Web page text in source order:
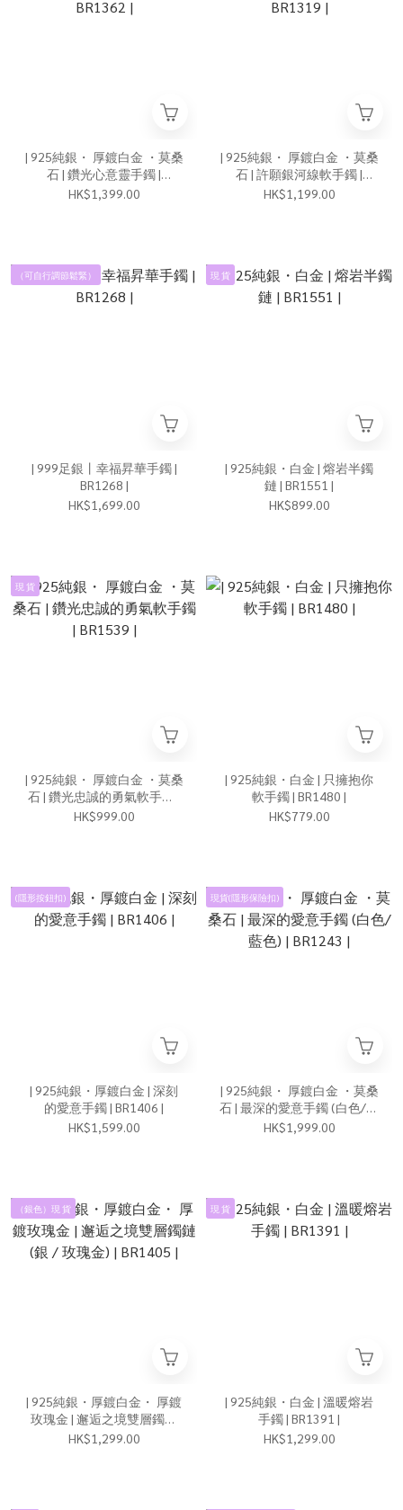
| 925純銀・ 厚鍍白金 ・莫桑
石 | 鑽光心意靈手鐲 |
BR1362 |
HK$1,399.00
| 925純銀・ 厚鍍白金 ・莫桑
石 | 許願銀河線軟手鐲 |
BR1319 |
HK$1,199.00
（可自行調節鬆緊）
| 999足銀丨幸福昇華手鐲 |
BR1268 |
HK$1,699.00
現 貨
| 925純銀・白金 | 熔岩半鐲
鏈 | BR1551 |
HK$899.00
現 貨
| 925純銀・ 厚鍍白金 ・莫桑
石 | 鑽光忠誠的勇氣軟手鐲 |
BR1539 |
HK$999.00
| 925純銀・白金 | 只擁抱你
軟手鐲 | BR1480 |
HK$779.00
(隱形按鈕扣)
| 925純銀・厚鍍白金 | 深刻
的愛意手鐲 | BR1406 |
HK$1,599.00
現貨(隱形保險扣)
| 925純銀・ 厚鍍白金 ・莫桑
石 | 最深的愛意手鐲 (白色/藍
色) | BR1243 |
HK$1,999.00
（銀色）現 貨
| 925純銀・厚鍍白金・ 厚鍍
玫瑰金 | 邂逅之境雙層鐲鏈
(銀 / 玫瑰金) | BR1405 |
HK$1,299.00
現 貨
| 925純銀・白金 | 溫暖熔岩
手鐲 | BR1391 |
HK$1,299.00